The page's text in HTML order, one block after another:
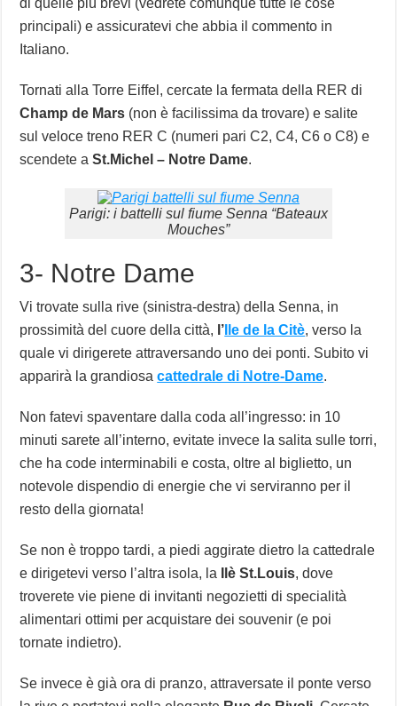
principali) e assicuratevi che abbia il commento in
Italiano.
Tornati alla Torre Eiffel, cercate la fermata della RER di
Champ de Mars (non è facilissima da trovare) e salite
sul veloce treno RER C (numeri pari C2, C4, C6 o C8) e
scendete aSt.Michel – Notre Dame.
Parigi: i battelli sul fiume Senna “Bateaux
Mouches”
3- Notre Dame
Vi trovate sulla rive (sinistra-destra) della Senna, in
prossimità del cuore della città, l’ Ile de la Citè, verso la
quale vi dirigerete attraversando uno dei ponti. Subito vi
apparirà la grandiosacattedrale di Notre-Dame.
Non fatevi spaventare dalla coda all’ingresso: in 10
minuti sarete all’interno, evitate invece la salita sulle torri,
che ha code interminabili e costa, oltre al biglietto, un
notevole dispendio di energie che vi serviranno per il
resto della giornata!
Se non è troppo tardi, a piedi aggirate dietro la cattedrale
e dirigetevi verso l’altra isola, la
Ilè St.Louis, dove
troverete vie piene di invitanti negozietti di specialità
alimentari ottimi per acquistare dei souvenir (e poi
tornate indietro).
Se invece è già ora di pranzo, attraversate il ponte verso